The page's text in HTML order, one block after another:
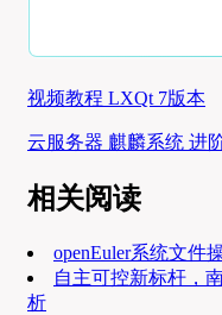
视频教程 LXQt 7版本
云服务器 麒麟系统 进
相关阅读
openEuler系统文件
自主可控新标杆，
析